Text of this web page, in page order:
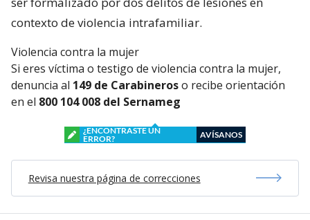
contexto de violencia intrafamiliar.
Violencia contra la mujer
Si eres víctima o testigo de violencia contra la mujer,
denuncia al 149 de Carabineroso recibe orientación
en el 800 104 008 del Sernameg
¿ENCONTRASTE UN
ERROR?
AVÍSANOS
Revisa nuestra página de correcciones